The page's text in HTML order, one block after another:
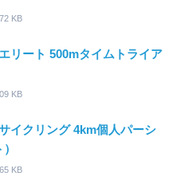
KB
リート 500mタイムトライア
KB
イクリング 4km個人パーシ
KB